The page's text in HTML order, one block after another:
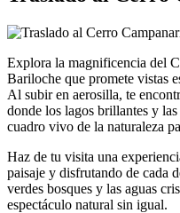
Explora la magnificencia del
Bariloche que promete vistas
Al subir en aerosilla, te
donde los lagos brillantes y
cuadro vivo de la naturaleza
Haz de tu visita una
paisaje y disfrutando de cada
verdes bosques y las aguas
espectáculo natural sin igual.